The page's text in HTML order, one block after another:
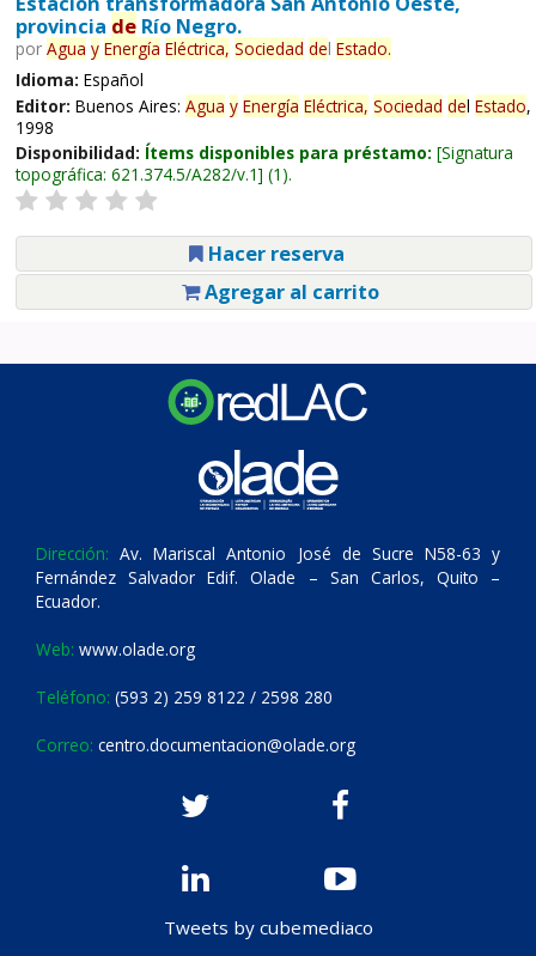
provincia deRío Negro.
por Agua y Energía Eléctrica, Sociedad del Estado.
Idioma: Español
Editor: Buenos Aires: Agua y Energía Eléctrica, Sociedad del Estado,
1998
Disponibilidad: Ítems disponibles para préstamo: Signatura
topográfica: 621.374.5/A282/v.1 (1).
Hacer reserva
Agregar al carrito
Dirección: Av. Mariscal Antonio José de Sucre N58-63 y
Fernández Salvador Edif. Olade – San Carlos, Quito –
Ecuador.
Web: www.olade.org
Teléfono: (593 2) 259 8122 / 2598 280
Correo: centro.documentacion@olade.org
Tweets by cubemediaco